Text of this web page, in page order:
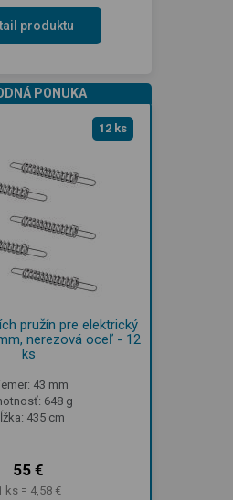
produktu
PONUKA
12 ks
pružín pre elektrický
nerezová oceľ - 12
ks
43 mm
648 g
435 cm
55 €
ks = 4,58 €